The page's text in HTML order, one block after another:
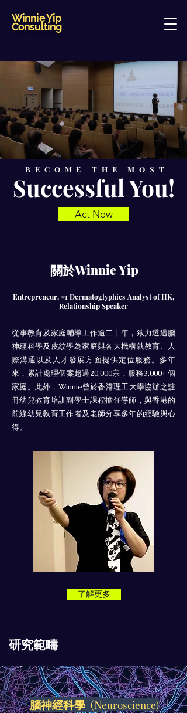
Winnie Yip
Consulting
BECOME THE MOST
Successful You!
Act Now
關於Winnie Yip
Entrepreneur, #1 Dermatoglyphics Analyst of HK,
Relationship Speaker
​從事教育及家庭輔導工作逾二十年，致力透過腦
神經科學及皮紋學為家庭與各大機構就教育、
人
際溝通以及人才發展方面提供定位服務。多年
來，累計處理個案超過20,000宗，服務3,000+ 個
家庭。此外，Winnie曾於香港理工大學協辦之註
冊幼兒教育培訓副學士課程擔任導師，與香港的
前線幼兒敎育工作者及老師分享多年的經驗與心
得。
了解更多
研究範疇
​腦神經科學 (Neuroscience)